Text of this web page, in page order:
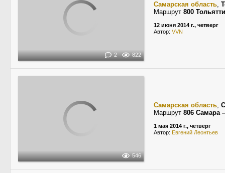
2 822
Самарская область,
Маршрут 800
12 июня 2014 г., четверг
Автор: VVN
546
Самарская область,
Маршрут 806 Самара
1 мая 2014 г., четверг
Автор: Евгений Леонтьев